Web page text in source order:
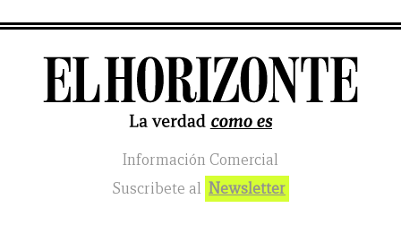
Información Comercial
Suscribete al Newsletter